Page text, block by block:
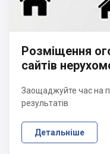
Розміщення
сайтів
Заощаджуйте час на
результатів
Детальніше